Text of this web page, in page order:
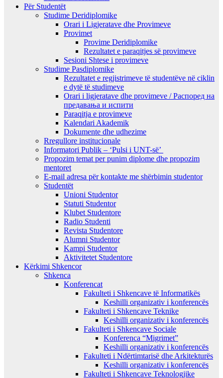
Për Studentët
Studime Deridiplomike
Orari i Ligjeratave dhe Provimeve
Provimet
Provime Deridiplomike
Rezultatet e paraqitjes së provimeve
Sesioni Shtese i provimeve
Studime Pasdiplomike
Rezultatet e regjistrimeve të studentëve në ciklin
e dytë të studimeve
Orari i ligjeratave dhe provimeve / Распоред на
предавањa и испити
Paraqitja e provimeve
Kalendari Akademik
Dokumente dhe udhezime
Rregullore institucionale
Informatori Publik – ‘Pulsi i UNT-së’
Propozim temat per punim diplome dhe propozim
mentoret
E-mail adresa për kontakte me shërbimin studentor
Studentët
Unioni Studentor
Statuti Studentor
Klubet Studentore
Radio Studenti
Revista Studentore
Alumni Studentor
Kampi Studentor
Aktivitetet Studentore
Kërkimi Shkencor
Shkenca
Konferencat
Fakulteti i Shkencave të Informatikës
Keshilli organizativ i konferencës
Fakulteti i Shkencave Teknike
Keshilli organizativ i konferencës
Fakulteti i Shkencave Sociale
Konferenca “Migrimet”
Keshilli organizativ i konferencës
Fakulteti i Ndërtimtarisë dhe Arkitekturës
Keshilli organizativ i konferencës
Fakulteti i Shkencave Teknologjike